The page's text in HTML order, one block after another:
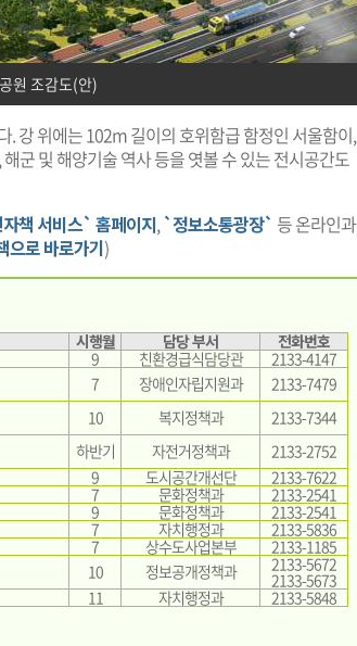
원 조감도(안)
강 위에는 102m 길이의 호위함급 함정인 서울함이,
군 및 해양기술 역사 등을 엿볼 수 있는 전시공간도
책 서비스` 홈페이지,`정보소통광장` 등 온라인과
으로 바로가기)
시행월 담당 부서
전화번호
9 친환경급식담당관
2133-4147
7 장애인자립지원과
2133-7479
10 복지정책과
2133-7344
하반기 자전거정책과
2133-2752
9 도시공간개선단
2133-7622
7 문화정책과
2133-2541
9 문화정책과 2133-2541
7 자치행정과
2133-5836
7 상수도사업본부
2133-1185
10 정보공개정책과 2133-5672
2133-5673
11 자치행정과
2133-5848